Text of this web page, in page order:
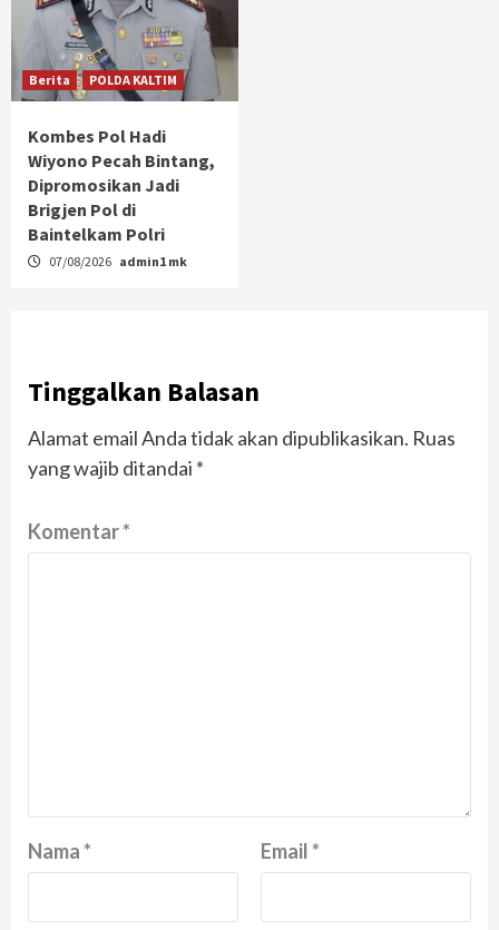
Berita POLDA KALTIM
Kombes Pol Hadi
Wiyono Pecah Bintang,
Dipromosikan Jadi
Brigjen Pol di
Baintelkam Polri
07/08/2026 admin1 mk
Tinggalkan Balasan
Alamat email Anda tidak akan dipublikasikan. Ruas
yang wajib ditandai *
Komentar*
Nama* Email*